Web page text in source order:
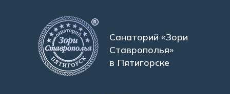
Санаторий «Зори
Ставрополья»
в Пятигорске